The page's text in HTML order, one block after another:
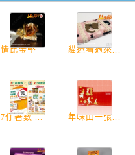
情比金堅 貓迷看過來...
7仔著數 ... 年味由一張...